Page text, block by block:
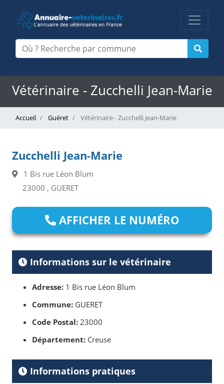
Vétérinaire - Zucchelli Jean-Marie
Accueil Guéret Vétérinaire - Zucchelli Jean-Marie
Zucchelli Jean-Marie
1 Bis rue Léon Blum
23000 , GUERET
AFFICHER LE NUMÉRO
Informations sur le vétérinaire
Adresse: 1 Bis rue Léon Blum
Commune: GUERET
Code Postal: 23000
Département: Creuse
Informations pratiques